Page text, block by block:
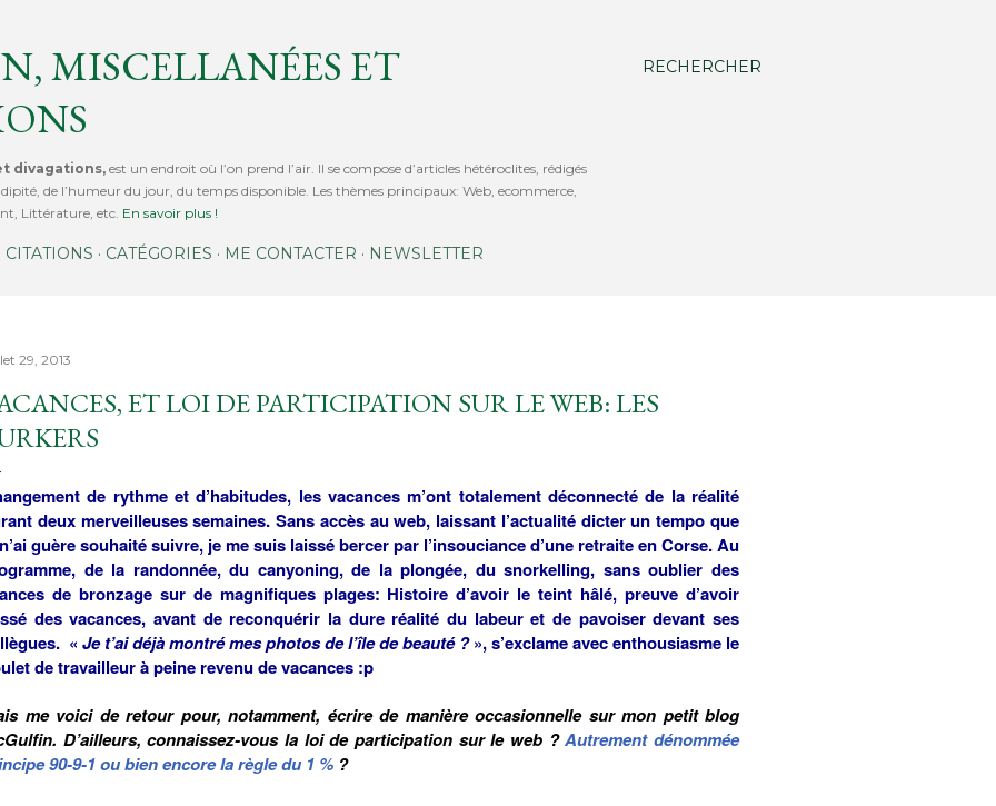
RECHERCHER
MISCELLANÉES ET
divagations, est un endroit où l’on prend l’air. Il se compose d’articles hétéroclites, rédigés
de l’humeur du jour, du temps disponible. Les thèmes principaux: Web, ecommerce,
Littérature, etc. En savoir plus !
CITATIONS CATÉGORIES ME CONTACTER NEWSLETTER
29, 2013
ET LOI DE PARTICIPATION SUR LE WEB: LES
de rythme et d’habitudes, les vacances m’ont totalement déconnecté de la réalité
deux merveilleuses semaines. Sans accès au web, laissant l’actualité dicter un tempo que
guère souhaité suivre, je me suis laissé bercer par l’insouciance d’une retraite en Corse. Au
de la randonnée, du canyoning, de la plongée, du snorkelling, sans oublier des
de bronzage sur de magnifiques plages: Histoire d’avoir le teint hâlé, preuve d’avoir
des vacances, avant de reconquérir la dure réalité du labeur et de pavoiser devant ses
« Je t’ai déjà montré mes photos de l’île de beauté ?», s’exclame avec enthousiasme le
de travailleur à peine revenu de vacances :p
me voici de retour pour, notamment, écrire de manière occasionnelle sur mon petit blog
D’ailleurs, connaissez-vous la loi de participation sur le web ?Autrement dénommée
90-9-1 ou bien encore la règle du 1 % ?